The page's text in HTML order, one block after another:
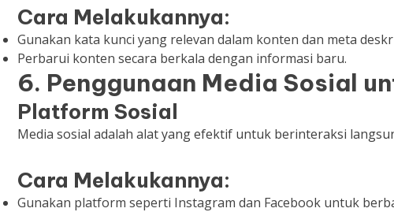
Cara Melakukannya:
Gunakan kata kunci yang relevan dalam konten dan meta
Perbarui konten secara berkala dengan informasi baru.
6. Penggunaan Media Sosial
Platform Sosial
Media sosial adalah alat yang efektif untuk berinteraksi
Cara Melakukannya:
Gunakan platform seperti Instagram dan Facebook untuk